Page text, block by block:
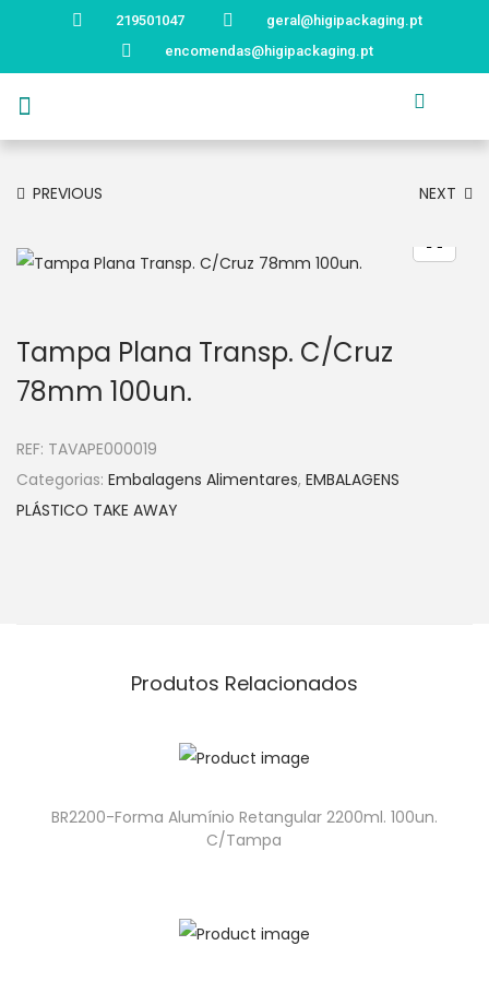
219501047
geral@higipackaging.pt
encomendas@higipackaging.pt
PREVIOUS NEXT
Tampa Plana Transp. C/Cruz
78mm 100un.
REF: TAVAPE000019
Categorias: Embalagens Alimentares, EMBALAGENS
PLÁSTICO TAKE AWAY
Produtos Relacionados
BR2200-Forma Alumínio Retangular 2200ml. 100un.
C/Tampa